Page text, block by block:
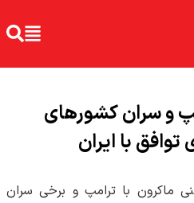
و سران کشورهای
با ایران
ماکرون با ترامپ و برخی سران